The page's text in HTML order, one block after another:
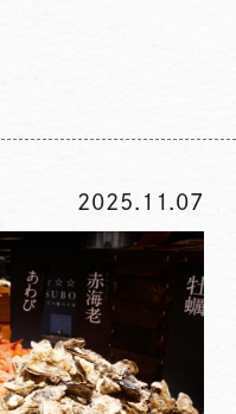
2025.11.07